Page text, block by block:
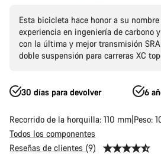
Esta bicicleta hace honor a su
experiencia en ingeniería de carbono
con la última y mejor transmisión
doble suspensión para carreras XC
30 días para devolver 6
Recorrido de la horquilla: 110 mm Peso:
Todos los componentes
Reseñas de clientes (9)